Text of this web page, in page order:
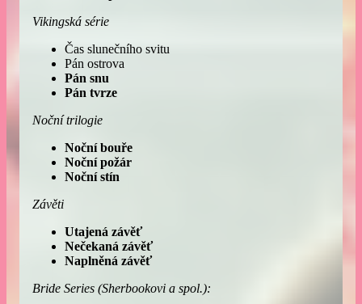
Vikingská série
Čas slunečního svitu
Pán ostrova
Pán snu
Pán tvrze
Noční trilogie
Noční bouře
Noční požár
Noční stín
Závěti
Utajená závěť
Nečekaná závěť
Naplněná závěť
Bride Series (Sherbookovi a spol.):